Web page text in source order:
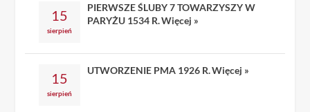
15
sierpień
PIERWSZE ŚLUBY 7 TOWARZYSZY W
PARYŻU 1534 R.Więcej »
15
sierpień
UTWORZENIE PMA 1926 R.Więcej »